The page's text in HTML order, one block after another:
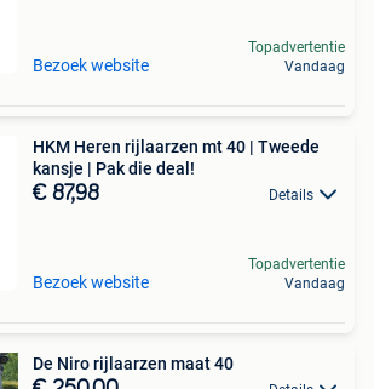
Bezoek website
Topadvertentie
Vandaag
HKM Heren rijlaarzen mt 40 | Tweede
kansje | Pak die deal!
€ 87,98 Details
Bezoek website
Topadvertentie
Vandaag
De Niro rijlaarzen maat 40